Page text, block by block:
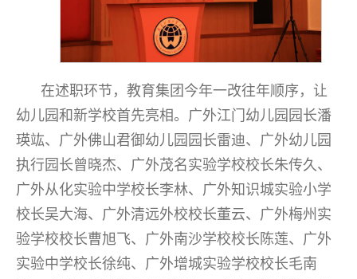
在述职环节，教育集团今年一改往年顺序，让
幼儿园和新学校首先亮相。广外江门幼儿园园长潘
瑛竑、广外佛山君御幼儿园园长雷迪、广外幼儿园
执行园长曾晓杰、广外茂名实验学校校长朱传久、
广外从化实验中学校长李林、广外知识城实验小学
校长吴大海、广外清远外校校长董云、广外梅州实
验学校校长曹旭飞、广外南沙学校校长陈莲、广外
实验中学校长徐纯、广外增城实验学校校长毛南